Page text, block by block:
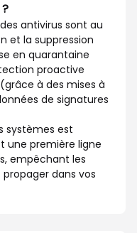
antivirus sont au
et la suppression
en quarantaine
proactive
à des mises à
de signatures
systèmes est
une première ligne
empêchant les
dans vos